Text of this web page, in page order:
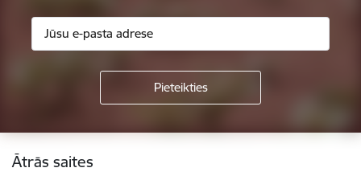
Kājene
Ātrās saites